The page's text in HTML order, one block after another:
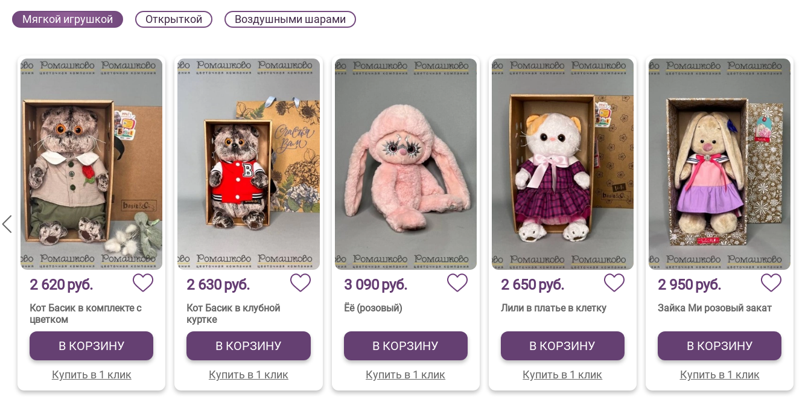
Мягкой игрушкой Открыткой Воздушными шарами
2 620руб.
Кот Басик в комплекте с
цветком
В КОРЗИНУ
Купить в 1 клик
2 630руб.
Кот Басик в клубной
куртке
В КОРЗИНУ
Купить в 1 клик
3 090руб.
Ёё (розовый)
В КОРЗИНУ
Купить в 1 клик
2 650руб.
Лили в платье в клетку
В КОРЗИНУ
Купить в 1 клик
2 950руб.
Зайка Ми розовый закат
В КОРЗИНУ
Купить в 1 клик